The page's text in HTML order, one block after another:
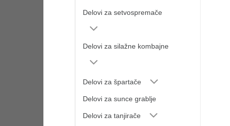
Delovi za setvospremače
Delovi za silažne kombajne
Delovi za špartače
Delovi za sunce grablje
Delovi za tanjirače